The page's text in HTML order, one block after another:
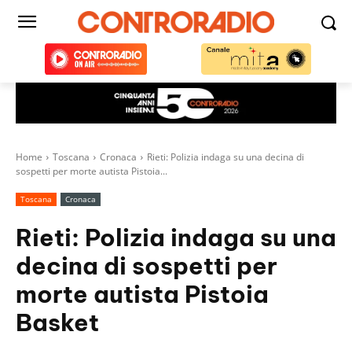
Home Toscana Cronaca
Rieti: Polizia indaga su una decina di
sospetti per morte autista Pistoia...
Toscana Cronaca
Rieti: Polizia indaga su una
decina di sospetti per
morte autista Pistoia
Basket